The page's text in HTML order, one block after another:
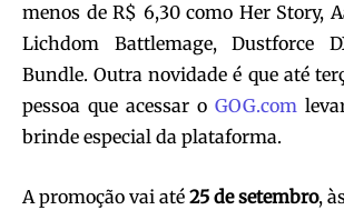
menos de R$ 6,30 como Her Story,
Lichdom Battlemage, Dustforce
Bundle. Outra novidade é que até
pessoa que acessar o GOG.com
brinde especial da plataforma.
A promoção vai até 25 de setembro,